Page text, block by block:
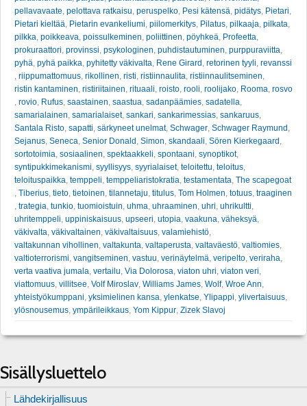
pellavavaate, pelottava ratkaisu, peruspelko, Pesi kätensä, pidätys, Pietari,
Pietari kieltää, Pietarin evankeliumi, piilomerkitys, Pilatus, pilkaaja, pilkata,
pilkka, poikkeava, poissulkeminen, poliittinen, pöyhkeä, Profeetta,
prokuraattori, provinssi, psykologinen, puhdistautuminen, purppuraviitta,
pyhä, pyhä paikka, pyhitetty väkivalta, Rene Girard , retorinen tyyli, revanssi
, riippumattomuus, rikollinen, risti, ristiinnaulita, ristiinnaulitseminen,
ristin kantaminen, ristiriitainen, rituaali, roisto, rooli, roolijako, Rooma, rosvo
, rovio, Rufus, saastainen, saastua, sadanpäämies, sadatella,
samarialainen, samarialaiset, sankari, sankarimessias, sankaruus,
Santala Risto, sapatti, särkyneet unelmat, Schwager, Schwager Raymund ,
Sejanus, Seneca, Senior Donald , Simon, skandaali, Sören Kierkegaard ,
sortotoimia, sosiaalinen, spektaakkeli, spontaani, synoptikot,
syntipukkimekanismi, syyllisyys, syyrialaiset, teloitettu, teloitus,
teloituspaikka, temppeli, temppeliaristokratia, testamentata, The scapegoat
, Tiberius, tieto, tietoinen, tilannetaju, titulus, Tom Holmen, totuus, traaginen
, trategia, tunkio, tuomioistuin, uhma, uhraaminen, uhri, uhrikultti,
uhritemppeli, uppiniskaisuus, upseeri, utopia, vaakuna, väheksyä,
väkivalta, väkivaltainen, väkivaltaisuus, valamiehistö,
valtakunnan vihollinen, valtakunta, valtaperusta, valtaväestö, valtiomies,
valtioterrorismi, vangitseminen, vastuu, verinäytelmä, veripelto, veriraha,
verta vaativa jumala, vertailu, Via Dolorosa, viaton uhri, viaton veri,
viattomuus, villitsee, Volf Miroslav, Williams James, Wolf, Wroe Ann,
yhteistyökumppani, yksimielinen kansa, ylenkatse, Ylipappi, ylivertaisuus,
ylösnousemus, ympärileikkaus, Yom Kippur, Zizek Slavoj
Sisällysluettelo
Lähdekirjallisuus